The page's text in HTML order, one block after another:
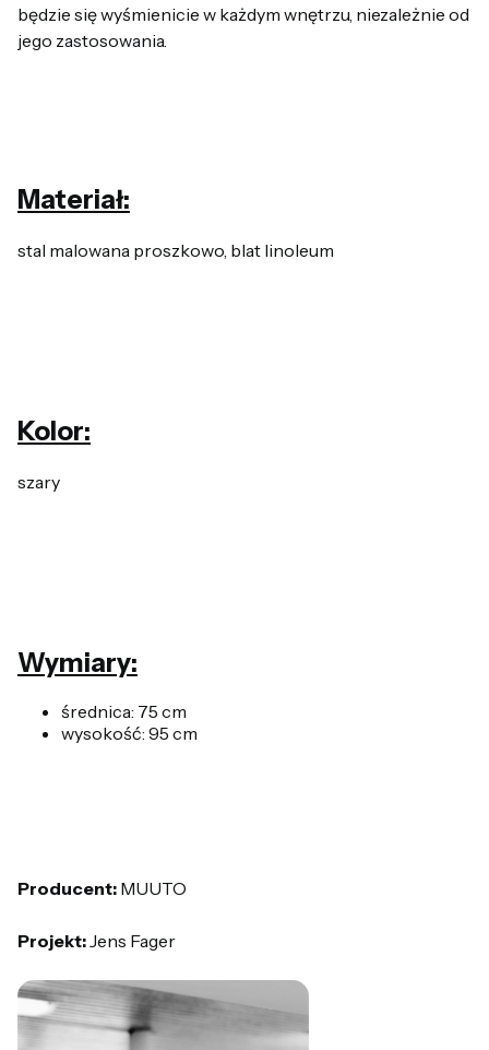
będzie się wyśmienicie w każdym wnętrzu, niezależnie od
jego zastosowania.
Materiał:
stal malowana proszkowo, blat linoleum
Kolor:
szary
Wymiary:
średnica: 75 cm
wysokość: 95 cm
Producent: MUUTO
Projekt:Jens Fager